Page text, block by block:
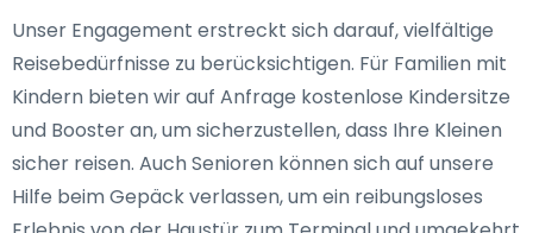
Unser Engagement erstreckt sich darauf, vielfältige
Reisebedürfnisse zu berücksichtigen. Für Familien mit
Kindern bieten wir auf Anfrage kostenlose Kindersitze
und Booster an, um sicherzustellen, dass Ihre Kleinen
sicher reisen. Auch Senioren können sich auf unsere
Hilfe beim Gepäck verlassen, um ein reibungsloses